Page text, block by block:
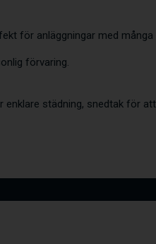
för anläggningar med
förvaring.
städning, snedtak för